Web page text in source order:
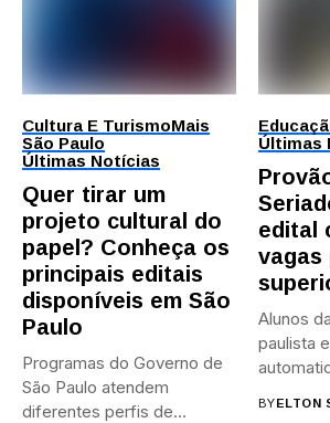
Cultura E TurismoMais
São Paulo
Últimas Notícias
Quer tirar um
projeto cultural do
papel? Conheça os
principais editais
disponíveis em São
Paulo
Programas do Governo de
São Paulo atendem
diferentes perfis de
Últimas
edital
vagas
Alunos
paulista
BYELTON